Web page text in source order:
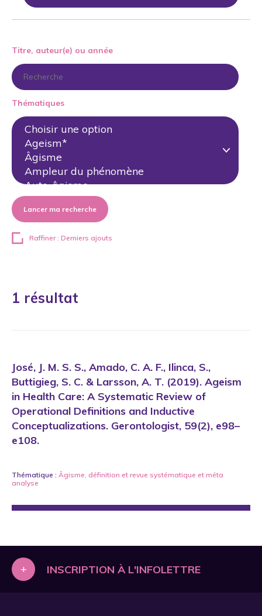
Titre, auteur(e) ou année
Thématiques
Lancer ma recherche
Raffiner : Derniers ajouts
1 résultat
José, J. M. S. S., Amado, C. A. F., Ilinca, S.,
Buttigieg, S. C. & Larsson, A. T. (2019). Ageism
in Health Care: A Systematic Review of
Operational Definitions and Inductive
Conceptualizations. Gerontologist, 59(2), e98–
e108.
Thématique : Âgisme, définition et revue systématique et méta
analyse
+ INSCRIPTION À L'INFOLETTRE